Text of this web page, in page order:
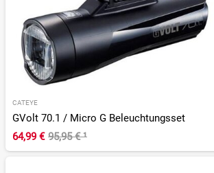
CATEYE
GVolt 70.1 / Micro G Beleuchtungsset
64,99 € 95,95 €¹